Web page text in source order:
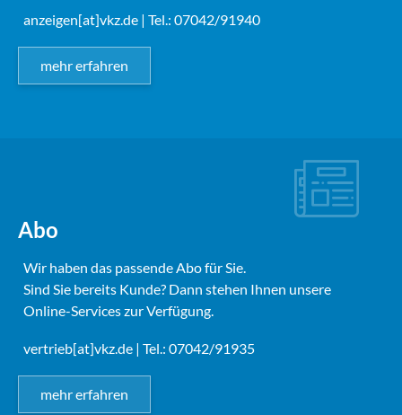
anzeigen[at]vkz.de | Tel.: 07042/91940
mehr erfahren
Abo
Wir haben das passende Abo für Sie.
Sind Sie bereits Kunde? Dann stehen Ihnen unsere
Online-Services zur Verfügung.
vertrieb[at]vkz.de | Tel.: 07042/91935
mehr erfahren